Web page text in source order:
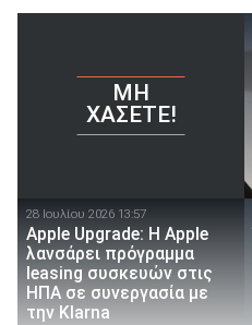
ΜΗ
ΧΆΣΕΤΕ!
28 Ιουλίου 2026 13:57
Apple Upgrade: Η Apple
λανσάρει πρόγραμμα
leasing συσκευών στις
ΗΠΑ σε συνεργασία με
την Klarna